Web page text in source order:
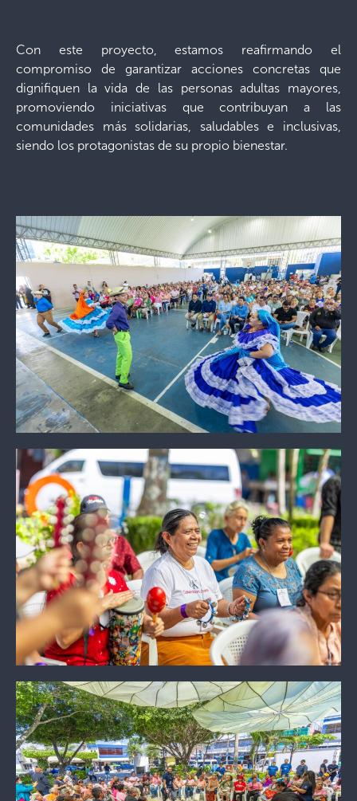
Con este proyecto, estamos reafirmando el
compromiso de garantizar acciones concretas que
dignifiquen la vida de las personas adultas mayores,
promoviendo iniciativas que contribuyan a las
comunidades más solidarias, saludables e inclusivas,
siendo los protagonistas de su propio bienestar.